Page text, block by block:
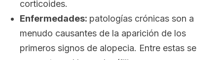
corticoides.
Enfermedades: patologías crónicas son a
menudo causantes de la aparición de los
primeros signos de alopecia. Entre estas se